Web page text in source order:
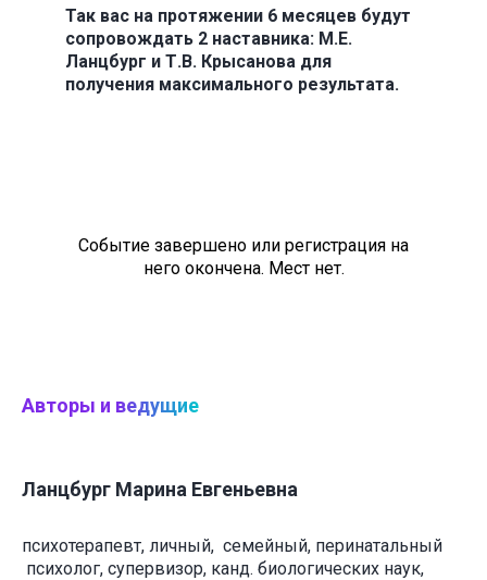
Так вас на протяжении 6 месяцев будут
сопровождать 2 наставника: М.Е.
Ланцбург и Т.В. Крысанова для
получения максимального результата.
Событие завершено или регистрация на
него окончена. Мест нет.
Авторы и ведущие
Ланцбург Марина Евгеньевна
психотерапевт, личный, семейный, перинатальный
психолог, супервизор, канд. биологических наук,